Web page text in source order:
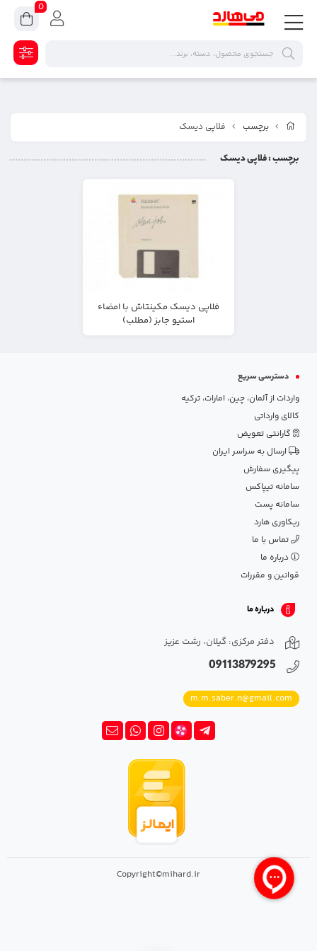
برچسب فلاپی دیسک
برچسب: فلاپی دیسک
فلاپی دیسک مکینتاش با امضاء
استیو جابز (مطلب)
دسترسی سریع
واردات از آلمان، چین، امارات، ترکیه
کالای وارداتی
گارانتی تعویض
ارسال به سراسر ایران
پیگیری سفارش
سامانه تیپاکس
سامانه پست
ریکاوری هارد
تماس با ما
درباره ما
قوانین و مقررات
درباره ما
دفتر مرکزی: گیلان، رشت عزیز
09113879295
m.m.saber.n@gmail.com
Copyright©mihard.ir
0